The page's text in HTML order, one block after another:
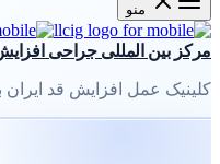
منو
مرکز بین المللی جراحی افزایش
کلینیک عمل افزایش قد ایران